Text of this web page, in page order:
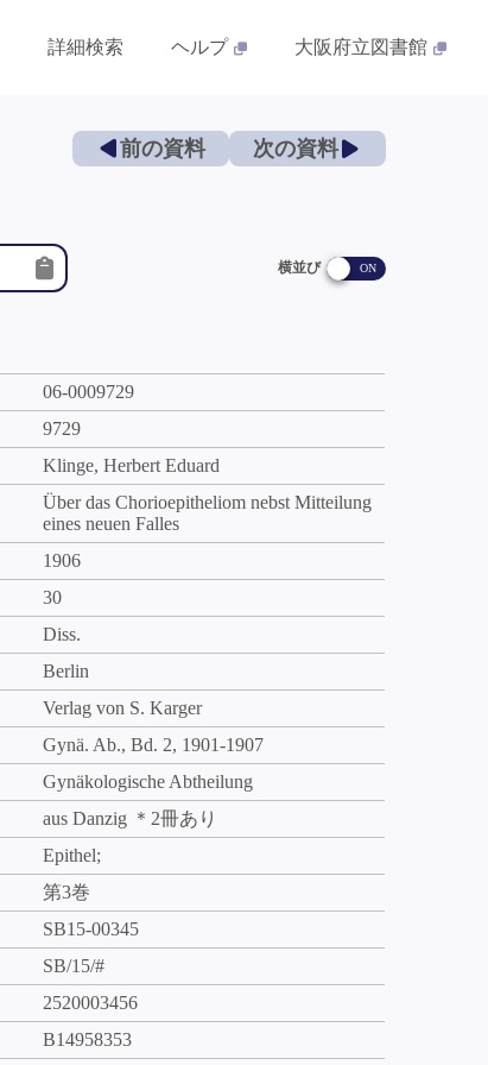
詳細検索 ヘルプ 大阪府立図書館
前の資料 次の資料
横並び
06-0009729
9729
Klinge, Herbert Eduard
Über das Chorioepitheliom nebst Mitteilung
eines neuen Falles
1906
30
Diss.
Berlin
Verlag von S. Karger
Gynä. Ab., Bd. 2, 1901-1907
Gynäkologische Abtheilung
aus Danzig ＊2冊あり
Epithel;
第3巻
SB15-00345
SB/15/#
2520003456
B14958353